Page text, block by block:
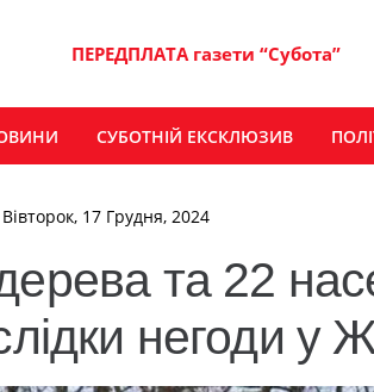
ПЕРЕДПЛАТА газети “Субота”
СУБОТНІЙ ЕКСКЛЮЗИВ
17 Грудня, 2024
та 22
негоди у